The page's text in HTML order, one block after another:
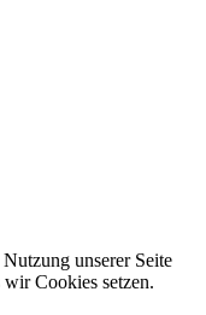
unserer Seite
wir Cookies setzen.